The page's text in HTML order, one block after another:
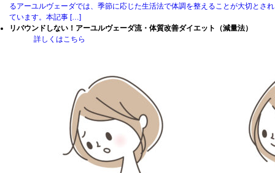
るアーユルヴェーダでは、季節に応じた生活法で体調を整えることが大切とされ
ています。本記事 […]
リバウンドしない！アーユルヴェーダ流・体質改善ダイエット（減量法）
詳しくはこちら